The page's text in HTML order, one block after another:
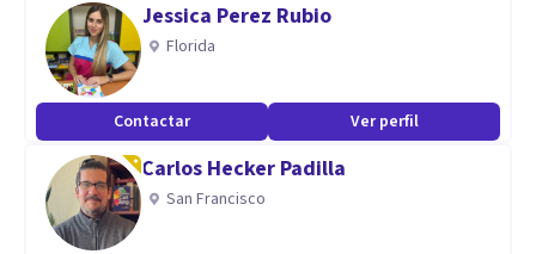
Jessica Perez Rubio
Florida
Contactar Ver perfil
Carlos Hecker Padilla
San Francisco